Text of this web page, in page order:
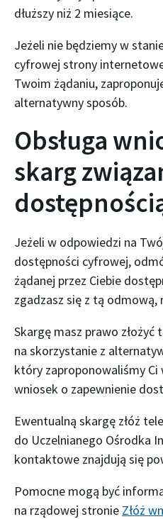
dłuższy niż 2 miesiące.
Jeżeli nie będziemy w
cyfrowej strony
Twoim żądaniu,
alternatywny sposób.
Obsługa
skarg
Jeżeli w odpowiedzi na
dostępności cyfrowej,
żądanej przez Ciebie
zgadzasz się z tą odmową,
Skargę masz prawo złożyć
na skorzystanie z
który zaproponowaliśmy
wniosek o zapewnienie
Ewentualną skargę złóż
do Uczelnianego Ośrodka
kontaktowe znajdują się
Pomocne mogą być
na rządowej stronie Złóż